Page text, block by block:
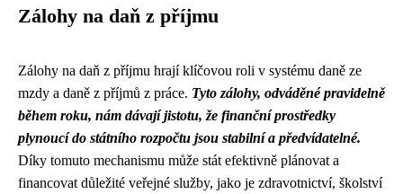
Zálohy na daň z příjmu
Zálohy na daň z příjmu hrají klíčovou roli v systému daně ze
mzdy a daně z příjmů z práce. Tyto zálohy, odváděné pravidelně
během roku, nám dávají jistotu, že finanční prostředky
plynoucí do státního rozpočtu jsou stabilní a předvídatelné.
Díky tomuto mechanismu může stát efektivně plánovat a
financovat důležité veřejné služby, jako je zdravotnictví, školství